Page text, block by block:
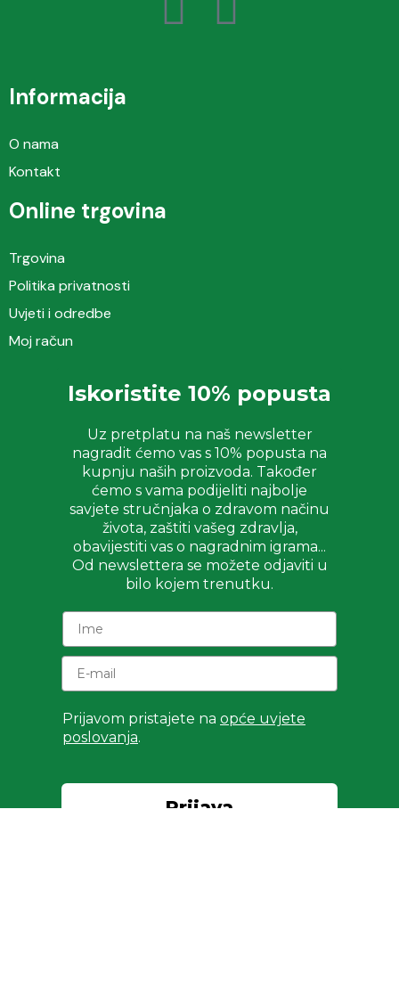
Informacija
O nama
Kontakt
Online trgovina
Trgovina
Politika privatnosti
Uvjeti i odredbe
Moj račun
Iskoristite 10% popusta
Uz pretplatu na naš newsletter
nagradit ćemo vas s 10% popusta na
kupnju naših proizvoda. Također
ćemo s vama podijeliti najbolje
savjete stručnjaka o zdravom načinu
života, zaštiti vašeg zdravlja,
obavijestiti vas o nagradnim igrama...
Od newslettera se možete odjaviti u
bilo kojem trenutku.
Prijavom pristajete na opće uvjete
poslovanja.
Prijava